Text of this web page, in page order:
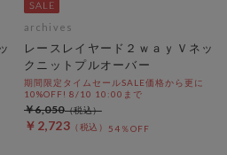
archives
レースレイヤード２ｗａｙＶネッ
クニットプルオーバー
期間限定タイムセールSALE価格から更に
10%OFF! 8/10 10:00まで
￥2,723 54％OFF
￥6,050